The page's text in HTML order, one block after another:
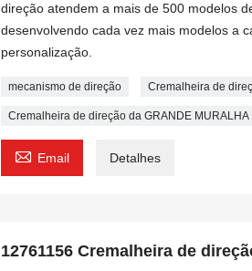
direção atendem a mais de 500 modelos
desenvolvendo cada vez mais modelos a
personalização.
mecanismo de direção Cremalheira de
Cremalheira de direção da GRANDE MURALHA
 Email Detalhes
12761156 Cremalheira de